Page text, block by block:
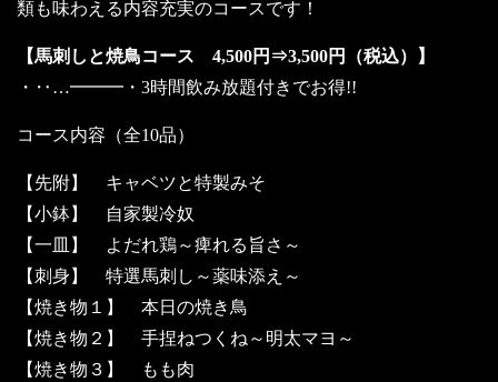
類も味わえる内容充実のコースです！
【馬刺しと焼鳥コース 4,500円⇒3,500円（税込）】
・‥…━━━・3時間飲み放題付きでお得!!
コース内容（全10品）
【先附】 キャベツと特製みそ
【小鉢】 自家製冷奴
【一皿】 よだれ鶏～痺れる旨さ～
【刺身】 特選馬刺し～薬味添え～
【焼き物１】 本日の焼き鳥
【焼き物２】 手捏ねつくね～明太マヨ～
【焼き物３】 もも肉